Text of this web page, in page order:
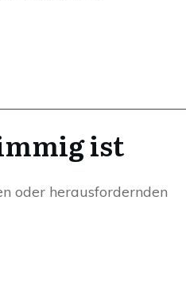
ist
oder herausfordernden